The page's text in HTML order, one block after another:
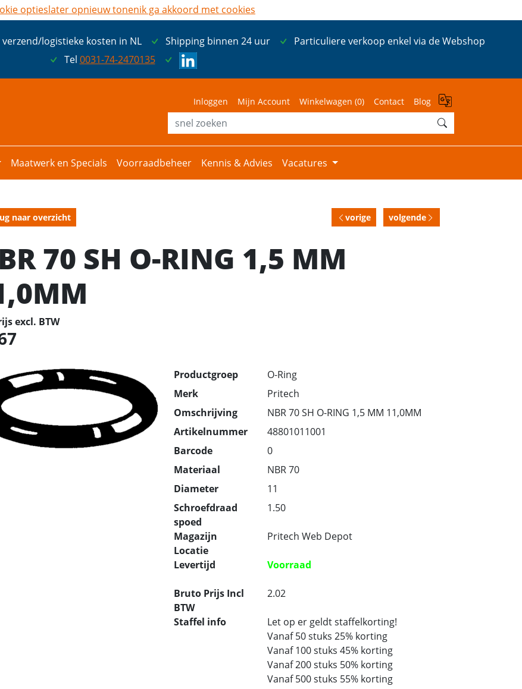
logistieke kosten in NL Shipping binnen 24 uur
Particuliere verkoop enkel via de Webshop
Tel 0031-74-2470135
Inloggen Mijn Account Winkelwagen (0) Contact Blog
Maatwerk en Specials Voorraadbeheer Kennis & Advies Vacatures
naar overzicht vorige volgende
70 SH O-RING 1,5 MM
excl. BTW
Productgroep
O-Ring
Merk
Pritech
Omschrijving
NBR 70 SH O-RING 1,5 MM 11,0MM
Artikelnummer
48801011001
Barcode
0
Materiaal
NBR 70
Diameter
11
Schroefdraad
spoed
1.50
Magazijn
Locatie
Pritech Web Depot
Levertijd Voorraad
Bruto Prijs Incl
BTW
2.02
Staffel info
Let op er geldt staffelkorting!
Vanaf 50 stuks 25% korting
Vanaf 100 stuks 45% korting
Vanaf 200 stuks 50% korting
Vanaf 500 stuks 55% korting
optieslater opnieuw tonenik ga akkoord met cookies